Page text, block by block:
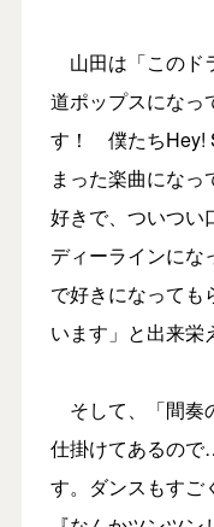
山田は「このド
道ポップスになっ
す！ 僕たちHey!
まった楽曲になっ
好きで、ついつい
ディーラインにな
で好きになっても
います」と出来栄
そして、「間奏
仕掛けてあるの
す。ダンスもすご